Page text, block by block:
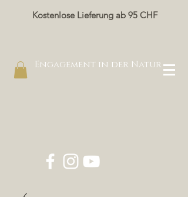
Kostenlose Lieferung ab 95 CHF
Engagement in der Natur